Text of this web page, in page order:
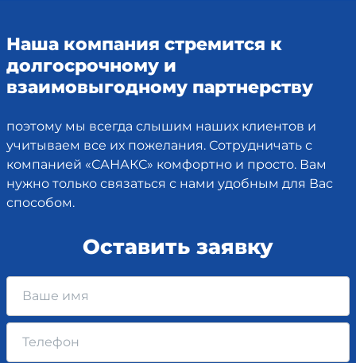
Наша компания стремится к
долгосрочному и
взаимовыгодному партнерству
поэтому мы всегда слышим наших клиентов и
учитываем все их пожелания. Сотрудничать с
компанией «САНАКС» комфортно и просто. Вам
нужно только связаться с нами удобным для Вас
способом.
Оставить заявку